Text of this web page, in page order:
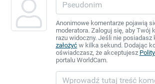
Anonimowe komentarze pojawią
moderatora. Zaloguj się, aby Twój
razu widoczny. Jeśli nie posiadasz
założyćw kilka sekund. Dodając
oświadczasz, że akceptujesz
portalu WorldCam.